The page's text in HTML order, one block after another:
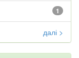
1
далі >